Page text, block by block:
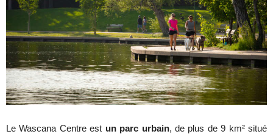
Le Wascana Centre est un parc urbain, de plus de 9 km² situé